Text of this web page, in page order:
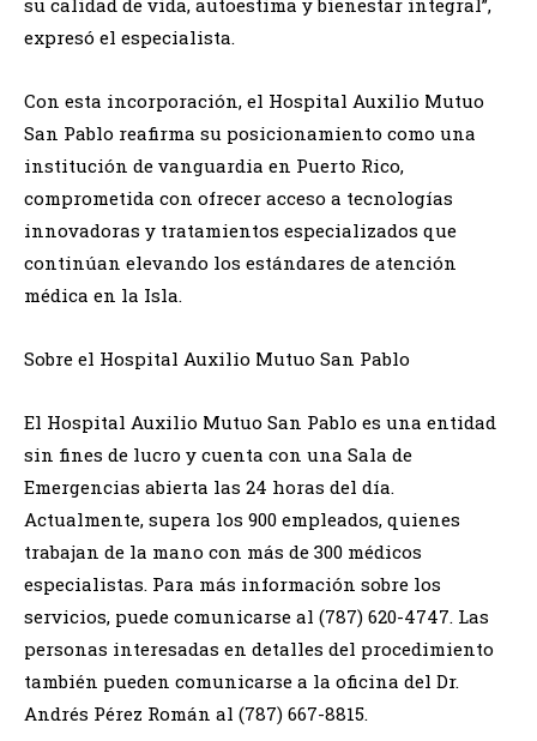
su calidad de vida, autoestima y bienestar integral”,
expresó el especialista.
Con esta incorporación, el Hospital Auxilio Mutuo
San Pablo reafirma su posicionamiento como una
institución de vanguardia en Puerto Rico,
comprometida con ofrecer acceso a tecnologías
innovadoras y tratamientos especializados que
continúan elevando los estándares de atención
médica en la Isla.
Sobre el Hospital Auxilio Mutuo San Pablo
El Hospital Auxilio Mutuo San Pablo es una entidad
sin fines de lucro y cuenta con una Sala de
Emergencias abierta las 24 horas del día.
Actualmente, supera los 900 empleados, quienes
trabajan de la mano con más de 300 médicos
especialistas. Para más información sobre los
servicios, puede comunicarse al (787) 620-4747. Las
personas interesadas en detalles del procedimiento
también pueden comunicarse a la oficina del Dr.
Andrés Pérez Román al (787) 667-8815.